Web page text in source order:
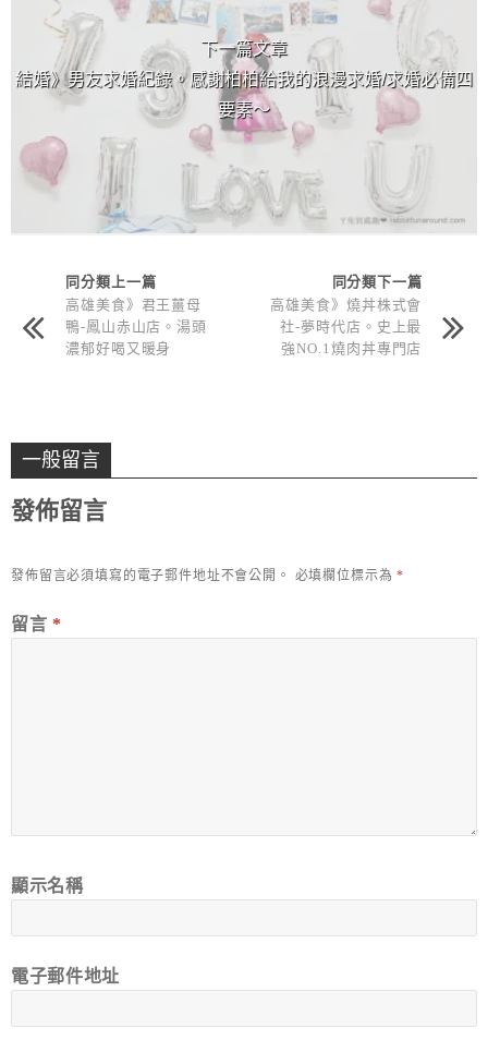
下一篇文章
結婚》男友求婚紀錄。感謝柏柏給我的浪漫求婚/求婚必備四
要素～
同分類上一篇
高雄美食》君王薑母
鴨-鳳山赤山店。湯頭
濃郁好喝又暖身
同分類下一篇
高雄美食》燒丼株式會
社-夢時代店。史上最
強NO.1燒肉丼專門店
一般留言
發佈留言
發佈留言必須填寫的電子郵件地址不會公開。 必填欄位標示為*
留言 *
顯示名稱
電子郵件地址